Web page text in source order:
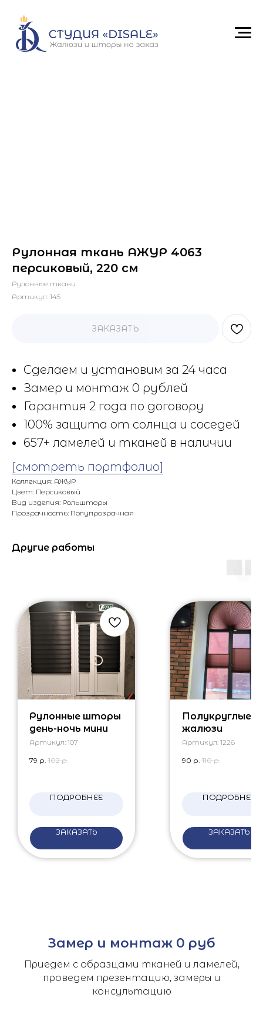
Рулонная ткань АЖУР 4063
персиковый, 220 см
Рулонные ткани
Артикул: 145
ЗАКАЗАТЬ
Сделаем и установим за 24 часа
Замер и монтаж 0 рублей
Гарантия 2 года по договору
100% защита от солнца и соседей
657+ ламелей и тканей в наличии
[смотреть портфолио]
Коллекция: АЖУР
Цвет: Персиковый
Вид изделия: Рольшторы
Прозрачность: Полупрозрачная
Другие работы
Рулонные шторы
день-ночь мини
Артикул: 107
79 р. 102 р.
ПОДРОБНЕЕ
ЗАКАЗАТЬ
Полукруглые
жалюзи
Артикул: 1226
90 р. 110 р.
ПОДРОБНЕЕ
ЗАКАЗАТЬ
Замер и монтаж 0 руб
Приедем с образцами тканей и ламелей,
проведем презентацию, замеры и
консультацию